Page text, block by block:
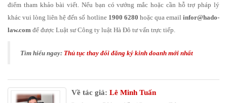
điểm tham khảo bài viết. Nếu bạn có vướng mắc hoặc cần hỗ trợ pháp lý
khác vui lòng liên hệ đến số hotline 1900 6280 hoặc qua emailinfor@hado-
law.com để được Luật sư Công ty luật Hà Đô tư vấn trực tiếp.
Tìm hiểu ngay: Thủ tục thay đổi đăng ký kinh doanh mới nhất
Về tác giả: Lê Minh Tuấn